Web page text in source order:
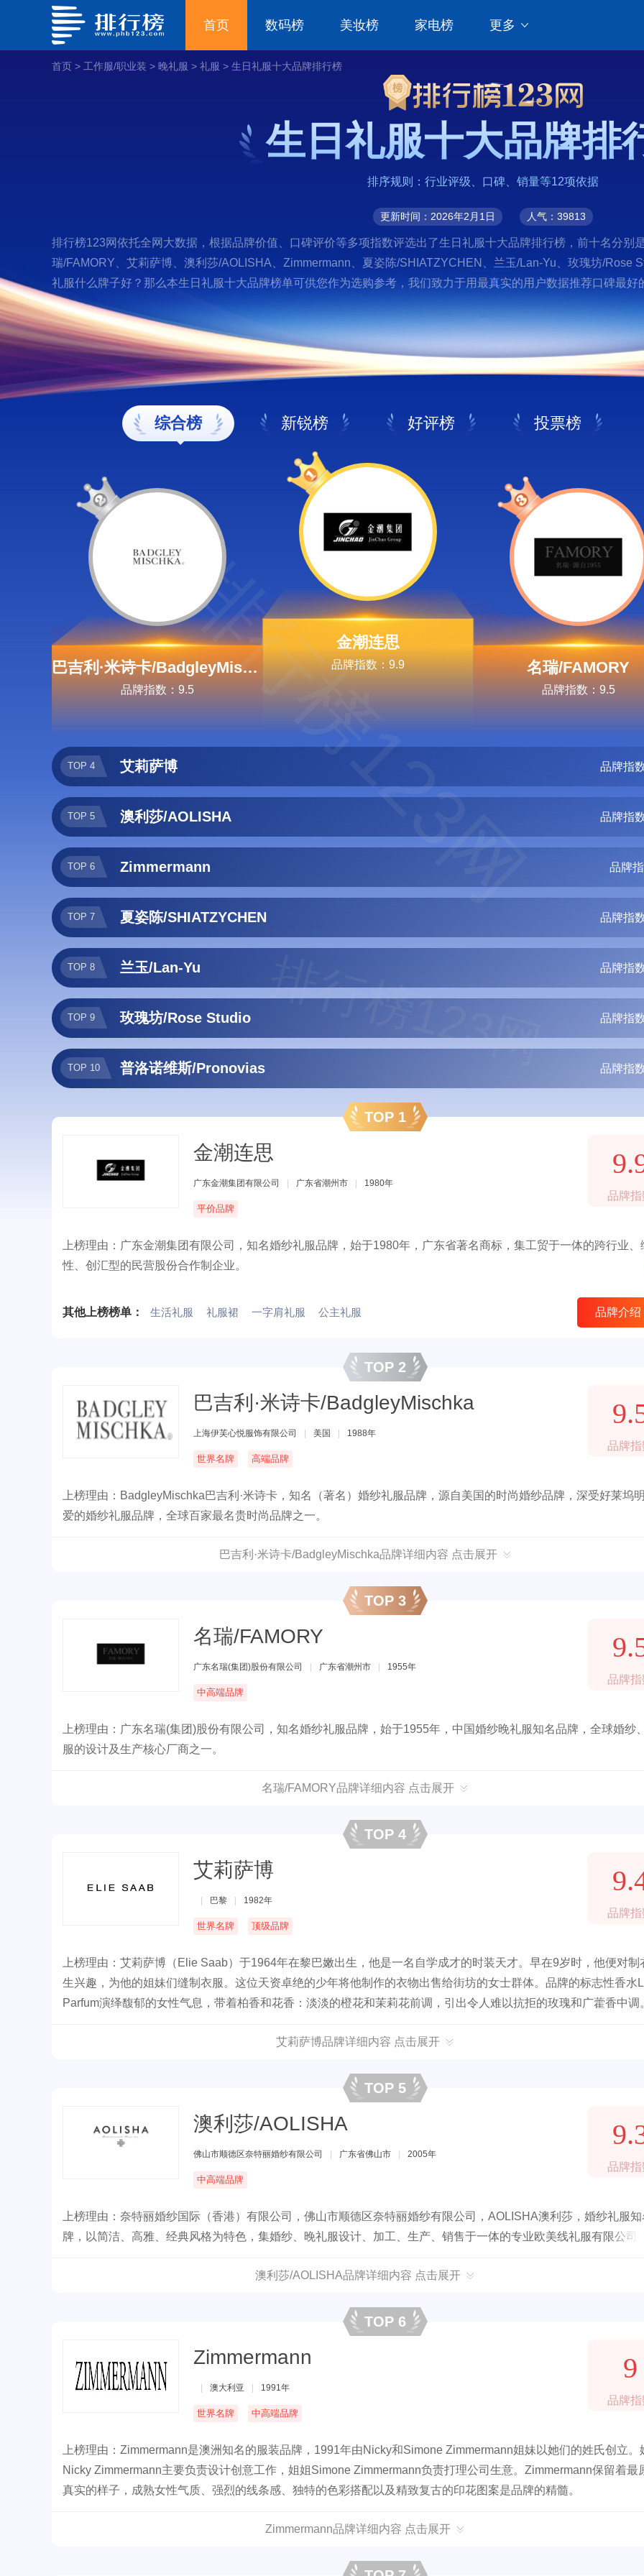
首页 数码榜 美妆榜 家电榜 更多
首页 > 工作服/职业装 > 晚礼服 > 礼服 > 生日礼服十大品牌排行榜
生日礼服十大品牌排
排序规则：行业评级、口碑、销量等12项依据
更新时间：2026年2月1日 人气：39813
排行榜123网依托全网大数据，根据品牌价值、口碑评价等多项指数评选出了生日礼服十大品牌排行榜，前十名分别
瑞/FAMORY、艾莉萨博、澳利莎/AOLISHA、Zimmermann、夏姿陈/SHIATZYCHEN、兰玉/Lan-Yu、玫瑰坊/Rose
礼服什么牌子好？那么本生日礼服十大品牌榜单可供您作为选购参考，我们致力于用最真实的用户数据推荐口碑最
综合榜 新锐榜 好评榜 投票榜
巴吉利·米诗卡/BadgleyMischka
品牌指数：9.5
金潮连思
品牌指数：9.9 名瑞/FAMORY
品牌指数：9.5
TOP 4 艾莉萨博 品牌指
TOP 5 澳利莎/AOLISHA 品牌指
TOP 6 Zimmermann 品牌
TOP 7 夏姿陈/SHIATZYCHEN 品牌指
TOP 8 兰玉/Lan-Yu 品牌指
TOP 9 玫瑰坊/Rose Studio 品牌指
TOP 10 普洛诺维斯/Pronovias 品牌指
TOP 1
金潮连思
广东金潮集团有限公司 广东省潮州市 1980年
平价品牌
品牌指
上榜理由：广东金潮集团有限公司，知名婚纱礼服品牌，始于1980年，广东省著名商标，集工贸于一体的跨行业、
性、创汇型的民营股份合作制企业。
其他上榜榜单： 生活礼服 礼服裙 一字肩礼服 公主礼服 品牌介绍
TOP 2
巴吉利·米诗卡/BadgleyMischka
上海伊芙心悦服饰有限公司 美国 1988年
世界名牌 高端品牌
品牌指
上榜理由：BadgleyMischka巴吉利·米诗卡，知名（著名）婚纱礼服品牌，源自美国的时尚婚纱品牌，深受好莱坞
爱的婚纱礼服品牌，全球百家最名贵时尚品牌之一。
巴吉利·米诗卡/BadgleyMischka品牌详细内容 点击展开
TOP 3
名瑞/FAMORY
广东名瑞(集团)股份有限公司 广东省潮州市 1955年
中高端品牌
品牌指
上榜理由：广东名瑞(集团)股份有限公司，知名婚纱礼服品牌，始于1955年，中国婚纱晚礼服知名品牌，全球婚纱
服的设计及生产核心厂商之一。
名瑞/FAMORY品牌详细内容 点击展开
TOP 4
艾莉萨博
巴黎 1982年
世界名牌 顶级品牌
品牌指
上榜理由：艾莉萨博（Elie Saab）于1964年在黎巴嫩出生，他是一名自学成才的时装天才。早在9岁时，他便对制
生兴趣，为他的姐妹们缝制衣服。这位天资卓绝的少年将他制作的衣物出售给街坊的女士群体。品牌的标志性香水
Parfum演绎馥郁的女性气息，带着柏香和花香：淡淡的橙花和茉莉花前调，引出令人难以抗拒的玫瑰和广藿香中调
艾莉萨博品牌详细内容 点击展开
TOP 5
澳利莎/AOLISHA
佛山市顺德区奈特丽婚纱有限公司 广东省佛山市 2005年
中高端品牌
品牌指
上榜理由：奈特丽婚纱国际（香港）有限公司，佛山市顺德区奈特丽婚纱有限公司，AOLISHA澳利莎，婚纱礼服知
牌，以简洁、高雅、经典风格为特色，集婚纱、晚礼服设计、加工、生产、销售于一体的专业欧美线礼服有限公司
澳利莎/AOLISHA品牌详细内容 点击展开
TOP 6
Zimmermann
澳大利亚 1991年
世界名牌 中高端品牌
9
品牌指
上榜理由：Zimmermann是澳洲知名的服装品牌，1991年由Nicky和Simone Zimmermann姐妹以她们的姓氏创立。
Nicky Zimmermann主要负责设计创意工作，姐姐Simone Zimmermann负责打理公司生意。Zimmermann保留着最
真实的样子，成熟女性气质、强烈的线条感、独特的色彩搭配以及精致复古的印花图案是品牌的精髓。
Zimmermann品牌详细内容 点击展开
排行榜123网
排行榜123网